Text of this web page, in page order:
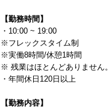
【勤務時間】
・10:00 ~ 19:00
※フレックスタイム制
※実働8時間/休憩1時間
※ 残業はほとんどありません。
・年間休日120日以上
【勤務内容】